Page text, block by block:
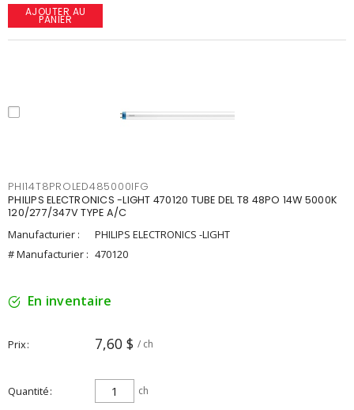
AJOUTER AU
PANIER
PHI14T8PROLED485000IFG
PHILIPS ELECTRONICS -LIGHT 470120 TUBE DEL T8 48PO 14W 5000K
120/277/347V TYPE A/C
Manufacturier :
PHILIPS ELECTRONICS -LIGHT
# Manufacturier : 470120
En inventaire
Prix 7,60 $ / ch
Quantité ch